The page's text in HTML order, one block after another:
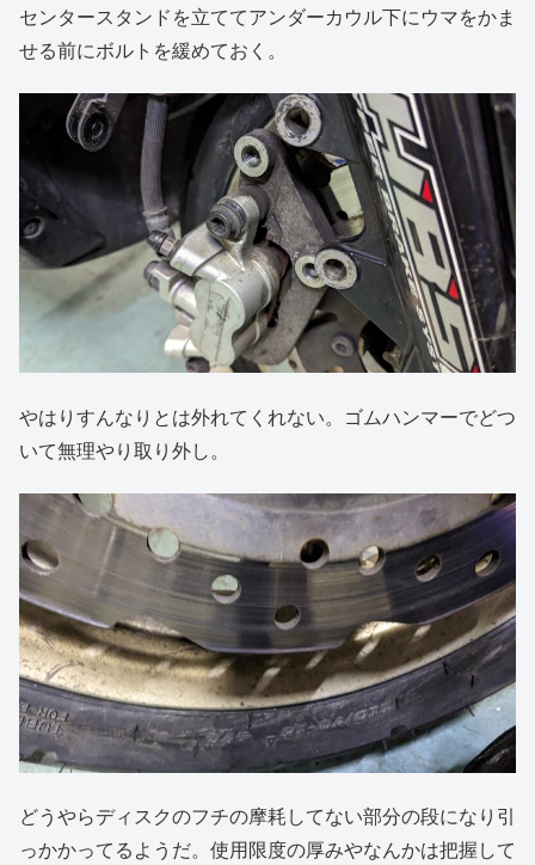
センタースタンドを立ててアンダーカウル下にウマをかま
せる前にボルトを緩めておく。
やはりすんなりとは外れてくれない。ゴムハンマーでどつ
いて無理やり取り外し。
どうやらディスクのフチの摩耗してない部分の段になり引
っかかってるようだ。使用限度の厚みやなんかは把握して